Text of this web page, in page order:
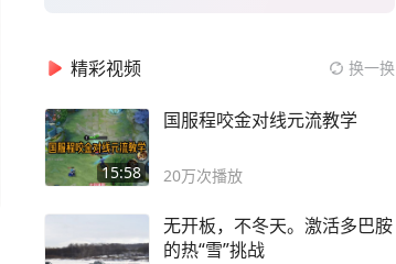
精彩视频 换一换
15:58
国服程咬金对线元流教学
20万次播放
无开板，不冬天。激活多巴胺
的热“雪”挑战